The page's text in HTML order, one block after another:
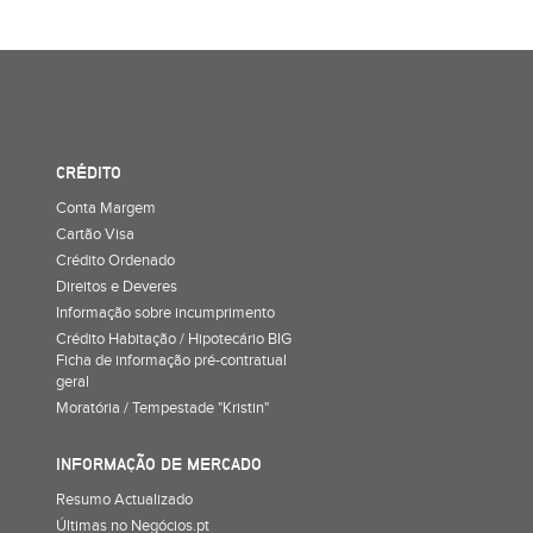
CRÉDITO
Conta Margem
Cartão Visa
Crédito Ordenado
Direitos e Deveres
Informação sobre incumprimento
Crédito Habitação / Hipotecário BIG
Ficha de informação pré-contratual
geral
Moratória / Tempestade "Kristin"
INFORMAÇÃO DE MERCADO
Resumo Actualizado
Últimas no Negócios.pt